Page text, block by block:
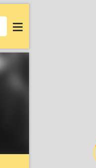
Login